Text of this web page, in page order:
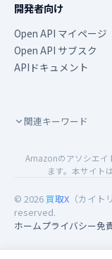
開発者向け
Open API マイページ
Open API サブスク
APIドキュメント
関連キーワード
Amazonのアソシエイ
ます。本サイト
© 2026 買取X （カイ
reserved.
ホームプライバシー免